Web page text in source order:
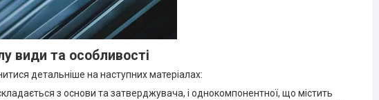
види та особливості
детальніше на наступних матеріалах:
з основи та затверджувача, і однокомпонентної, що містить